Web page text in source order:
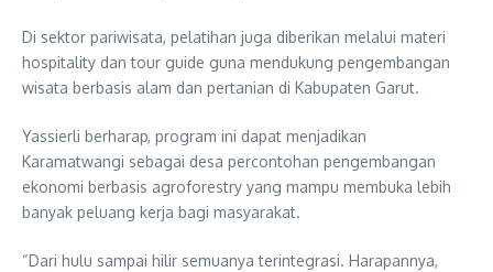
Di sektor pariwisata, pelatihan juga diberikan melalui materi
hospitality dan tour guide guna mendukung pengembangan
wisata berbasis alam dan pertanian di Kabupaten Garut.
Yassierli berharap, program ini dapat menjadikan
Karamatwangi sebagai desa percontohan pengembangan
ekonomi berbasis agroforestry yang mampu membuka lebih
banyak peluang kerja bagi masyarakat.
“Dari hulu sampai hilir semuanya terintegrasi. Harapannya,